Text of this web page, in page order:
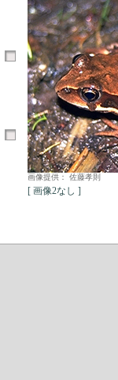
画像提供： 佐藤孝則
[ 画像2なし ]